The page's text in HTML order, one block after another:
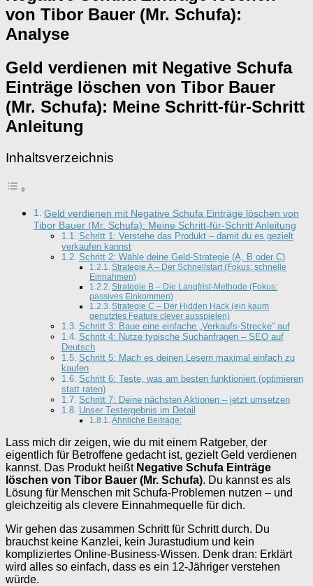
von Tibor Bauer (Mr. Schufa):
Analyse
Geld verdienen mit Negative Schufa
Einträge löschen von Tibor Bauer
(Mr. Schufa): Meine Schritt-für-Schritt
Anleitung
Inhaltsverzeichnis
Geld verdienen mit Negative Schufa Einträge löschen von
Tibor Bauer (Mr. Schufa): Meine Schritt-für-Schritt Anleitung
Schritt 1: Verstehe das Produkt – damit du es gezielt
verkaufen kannst
Schritt 2: Wähle deine Geld-Strategie (A, B oder C)
Strategie A – Der Schnellstart (Fokus: schnelle
Einnahmen)
Strategie B – Die Langfrist-Methode (Fokus:
passives Einkommen)
Strategie C – Der Hidden Hack (ein kaum
genutztes Feature clever ausspielen)
Schritt 3: Baue eine einfache „Verkaufs-Strecke“ auf
Schritt 4: Nutze typische Suchanfragen – SEO auf
Deutsch
Schritt 5: Mach es deinen Lesern maximal einfach zu
kaufen
Schritt 6: Teste, was am besten funktioniert (optimieren
statt raten)
Schritt 7: Deine nächsten Aktionen – jetzt umsetzen
Unser Testergebnis im Detail
Ähnliche Beiträge:
Lass mich dir zeigen, wie du mit einem Ratgeber, der
eigentlich für Betroffene gedacht ist, gezielt Geld verdienen
kannst. Das Produkt heißt Negative Schufa Einträge
löschen von Tibor Bauer (Mr. Schufa). Du kannst es als
Lösung für Menschen mit Schufa-Problemen nutzen – und
gleichzeitig als clevere Einnahmequelle für dich.
Wir gehen das zusammen Schritt für Schritt durch. Du
brauchst keine Kanzlei, kein Jurastudium und kein
kompliziertes Online-Business-Wissen. Denk dran: Erklärt
wird alles so einfach, dass es ein 12-Jähriger verstehen
würde.